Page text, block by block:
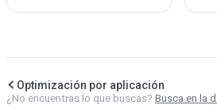
Optimización por aplicación
¿No encuentras lo que buscas? Busca en la